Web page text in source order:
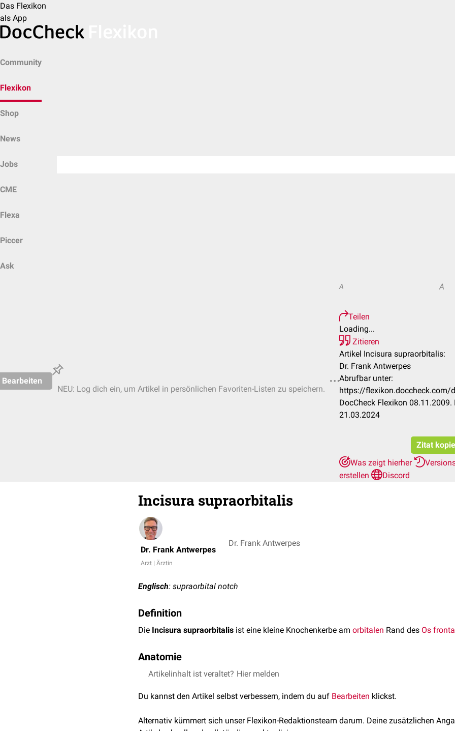
Das Flexikon
als App
Community
Flexikon
Shop
News
Jobs
CME
Flexa
Piccer
Ask
Bearbeiten
NEU: Log dich ein, um Artikel in persönlichen Favoriten-Listen zu speichern.
A A
Teilen
Loading...
Zitieren
Artikel Incisura supraorbitalis:
Dr. Frank Antwerpes
Abrufbar unter:
https://flexikon.doccheck.com/
DocCheck Flexikon
21.03.2024
Zitat
Was zeigt hierher
erstellen
Discord
Incisura supraorbitalis
Dr. Frank Antwerpes
Arzt | Ärztin
Dr. Frank Antwerpes
Englisch: supraorbital notch
Definition
Die Incisura supraorbitalis ist eine kleine Knochenkerbe am orbitalen Rand des Os
Anatomie
Die Inzisur befindet sich etwa am Übergang des
Manchmal liegt keine Inzisur, sondern ein von der Orbitaöffnung abgegrenzter
Artikelinhalt ist veraltet? Hier melden
Du kannst den Artikel selbst verbessern, indem du auf Bearbeiten klickst.
Alternativ kümmert sich unser Flexikon-Redaktionsteam darum. Deine zusätzlichen